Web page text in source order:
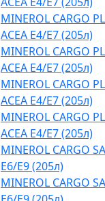
MINEROL CARGO
ACEA E4/Е7 (205л)
MINEROL CARGO
ACEA E4/Е7 (205л)
MINEROL CARGO
ACEA E4/Е7 (205л)
MINEROL CARGO
ACEA E4/Е7 (205л)
MINEROL CARGO
E6/E9 (205л)
MINEROL CARGO